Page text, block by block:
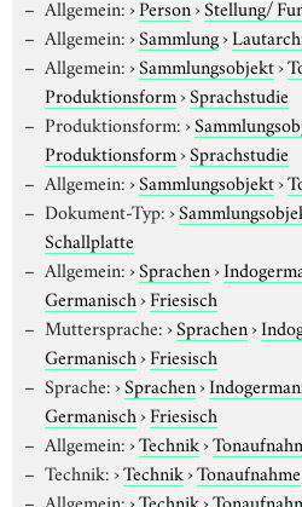
Allgemein:›Person›Stellung/
Allgemein:›Sammlung›
Allgemein:›Sammlungsobjekt›
Produktionsform›Sprachstudie
Produktionsform:›
Produktionsform›Sprachstudie
Allgemein:›Sammlungsobjekt›
Dokument-Typ:›
Schallplatte
Allgemein:›Sprachen›
Germanisch›Friesisch
Muttersprache:›Sprachen›
Germanisch›Friesisch
Sprache:›Sprachen›
Germanisch›Friesisch
Allgemein:›Technik›
Technik:›Technik›Tonaufnahme
Allgemein:›Technik›